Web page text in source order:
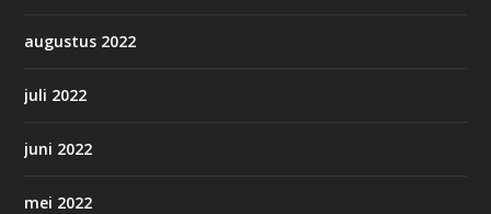
augustus 2022
juli 2022
juni 2022
mei 2022